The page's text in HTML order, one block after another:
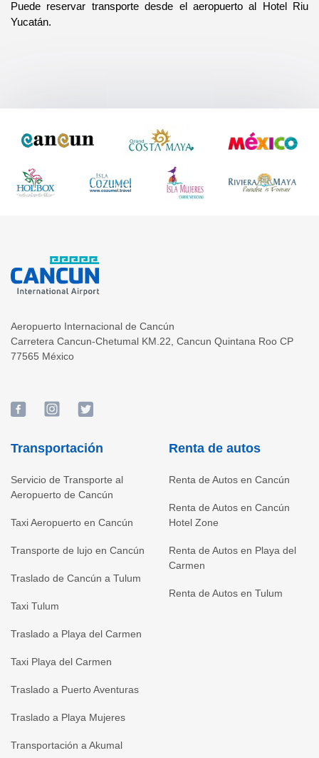
Puede reservar transporte desde el aeropuerto al Hotel Riu
Yucatán.
Aeropuerto Internacional de Cancún
Carretera Cancun-Chetumal KM.22 Cancun Quintana Roo CP
77565 México
Transportación
Servicio de Transporte al
Aeropuerto de Cancún
Taxi Aeropuerto en Cancún
Transporte de lujo en Cancún
Traslado de Cancún a Tulum
Taxi Tulum
Traslado a Playa del Carmen
Taxi Playa del Carmen
Traslado a Puerto Aventuras
Traslado a Playa Mujeres
Transportación a Akumal
Renta de autos
Renta de Autos en Cancún
Renta de Autos en Cancún
Hotel Zone
Renta de Autos en Playa del
Carmen
Renta de Autos en Tulum